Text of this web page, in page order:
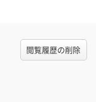
閲覧履歴の削除